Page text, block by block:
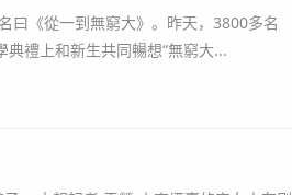
曰《從一到無窮大》。昨天，3800多名
典禮上和新生共同暢想“無窮大...